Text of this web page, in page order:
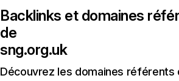
Backlinks et domaines
de
sng.org.uk
Découvrez les domaines référents